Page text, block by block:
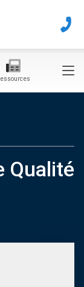
Qualité